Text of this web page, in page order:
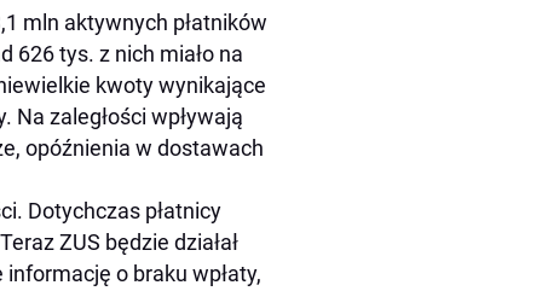
mln aktywnych płatników
626 tys. z nich miało na
kwoty wynikające
Na zaległości wpływają
opóźnienia w dostawach
Dotychczas płatnicy
ZUS będzie działał
o braku wpłaty,